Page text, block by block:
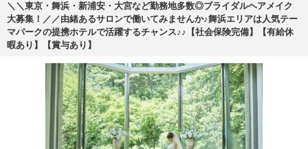
＼＼東京・舞浜・新浦安・大宮など勤務地多数◎ブライダルヘアメイク
大募集！／／由緒あるサロンで働いてみませんか♪舞浜エリアは人気テー
マパークの提携ホテルで活躍するチャンス♪♪【社会保険完備】【有給休
暇あり】【賞与あり】